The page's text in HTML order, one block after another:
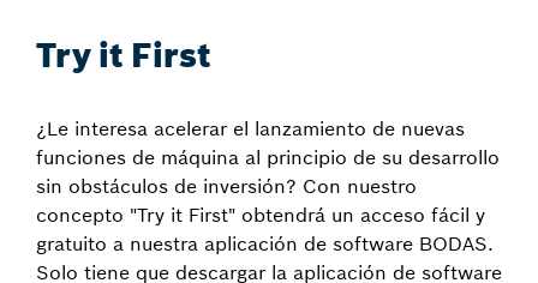
Try it First
¿Le interesa acelerar el lanzamiento de nuevas
funciones de máquina al principio de su desarrollo
sin obstáculos de inversión? Con nuestro
concepto "Try it First" obtendrá un acceso fácil y
gratuito a nuestra aplicación de software BODAS.
Solo tiene que descargar la aplicación de software